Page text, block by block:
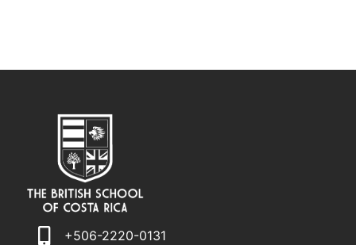
+506-2220-0131